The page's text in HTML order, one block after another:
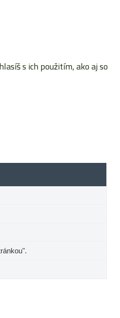
s ich použitím, ako aj so